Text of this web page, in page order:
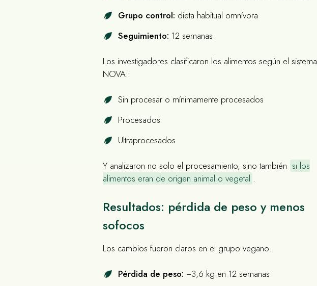
Grupo control: dieta habitual omnívora
Seguimiento: 12 semanas
Los investigadores clasificaron los alimentos según el sistema
NOVA:
Sin procesar o mínimamente procesados
Procesados
Ultraprocesados
Y analizaron no solo el procesamiento, sino también si los
alimentos eran de origen animal o vegetal .
Resultados: pérdida de peso y menos
sofocos
Los cambios fueron claros en el grupo vegano:
Pérdida de peso: −3,6 kg en 12 semanas